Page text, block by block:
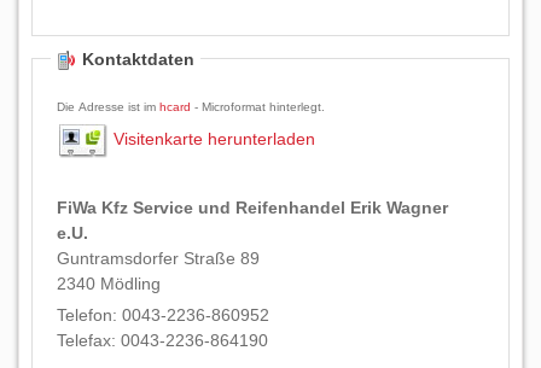
Kontaktdaten
Die Adresse ist im hcard - Microformat hinterlegt.
Visitenkarte herunterladen
FiWa Kfz Service und Reifenhandel Erik Wagner
e.U.
Guntramsdorfer Straße 89
2340 Mödling
Telefon: 0043-2236-860952
Telefax: 0043-2236-864190